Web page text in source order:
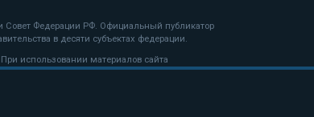
Совет Федерации РФ. Официальный публикатор
в десяти субъектах федерации.
использовании материалов сайта